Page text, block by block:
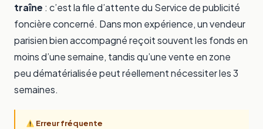
traîne : c’est la file d’attente du Service de publicité
foncière concerné. Dans mon expérience, un vendeur
parisien bien accompagné reçoit souvent les fonds en
moins d’une semaine, tandis qu’une vente en zone
peu dématérialisée peut réellement nécessiter les 3
semaines.
Erreur fréquente